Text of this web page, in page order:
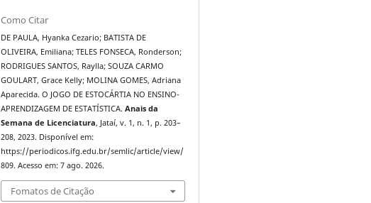
Como Citar
DE PAULA, Hyanka Cezario; BATISTA DE
OLIVEIRA, Emiliana; TELES FONSECA, Ronderson;
RODRIGUES SANTOS, Raylla; SOUZA CARMO
GOULART, Grace Kelly; MOLINA GOMES, Adriana
Aparecida. O JOGO DE ESTOCÁRTIA NO ENSINO-
APRENDIZAGEM DE ESTATÍSTICA.Anais da
Semana de Licenciatura, Jataí, v. 1, n. 1, p. 203–
208, 2023. Disponível em:
https://periodicos.ifg.edu.br/semlic/article/view/
809. Acesso em: 7 ago. 2026.
Fomatos de Citação